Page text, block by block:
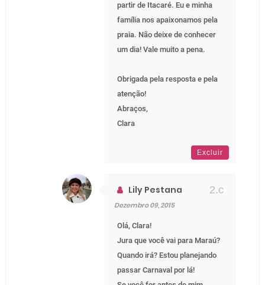
partir de Itacaré. Eu e minha
família nos apaixonamos pela
praia. Não deixe de conhecer
um dia! Vale muito a pena.
Obrigada pela resposta e pela
atenção!
Abraços,
Clara
Excluir
Lily Pestana
Dezembro 09, 2015
Olá, Clara!
Jura que você vai para Maraú?
Quando irá? Estou planejando
passar Carnaval por lá!